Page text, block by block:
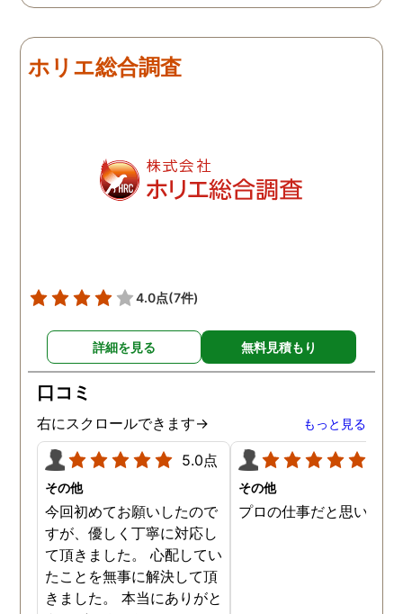
りました。 次回も是非
しろ最初の相談の段階が
ホリエ総合調査
4.0点(7件)
詳細を見る 無料見積もり
口コミ
右にスクロールできます→ もっと見る
5.0点
その他
今回初めてお願いしたので
すが、優しく丁寧に対応し
て頂きました。 心配してい
たことを無事に解決して頂
きました。 本当にありがと
その他
プロの仕事だと思います